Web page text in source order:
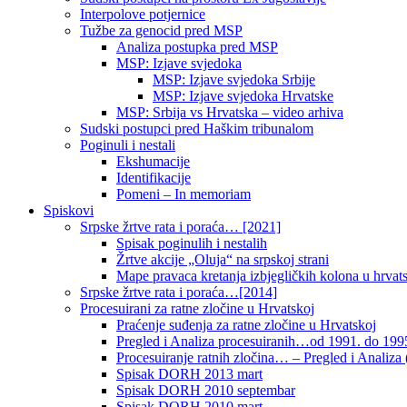
Interpolove potjernice
Tužbe za genocid pred MSP
Analiza postupka pred MSP
MSP: Izjave svjedoka
MSP: Izjave svjedoka Srbije
MSP: Izjave svjedoka Hrvatske
MSP: Srbija vs Hrvatska – video arhiva
Sudski postupci pred Haškim tribunalom
Poginuli i nestali
Ekshumacije
Identifikacije
Pomeni – In memoriam
Spiskovi
Srpske žrtve rata i poraća… [2021]
Spisak poginulih i nestalih
Žrtve akcije „Oluja“ na srpskoj strani
Mape pravaca kretanja izbjegličkih kolona u
Srpske žrtve rata i poraća…[2014]
Procesuirani za ratne zločine u Hrvatskoj
Praćenje suđenja za ratne zločine u Hrvatskoj
Pregled i Analiza procesuiranih…od 1991. do
Procesuiranje ratnih zločina… – Pregled i Analiza
Spisak DORH 2013 mart
Spisak DORH 2010 septembar